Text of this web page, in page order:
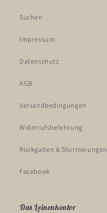
Suchen
Impressum
Datenschutz
AGB
Versandbedingungen
Widerrufsbelehrung
Rückgaben & Stornierungen
Facebook
Das Leinenkontor